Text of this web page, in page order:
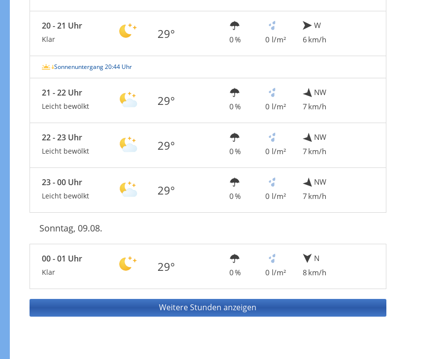
20 - 21 Uhr
Klar 29° 0 % 0 l/m²
W
6 km/h
Sonnenuntergang 20:44 Uhr
21 - 22 Uhr
Leicht bewölkt 29° 0 % 0 l/m²
NW
7 km/h
22 - 23 Uhr
Leicht bewölkt 29° 0 % 0 l/m²
NW
7 km/h
23 - 00 Uhr
Leicht bewölkt 29° 0 % 0 l/m²
NW
7 km/h
Sonntag, 09.08.
00 - 01 Uhr
Klar 29° 0 % 0 l/m²
N
8 km/h
Weitere Stunden anzeigen